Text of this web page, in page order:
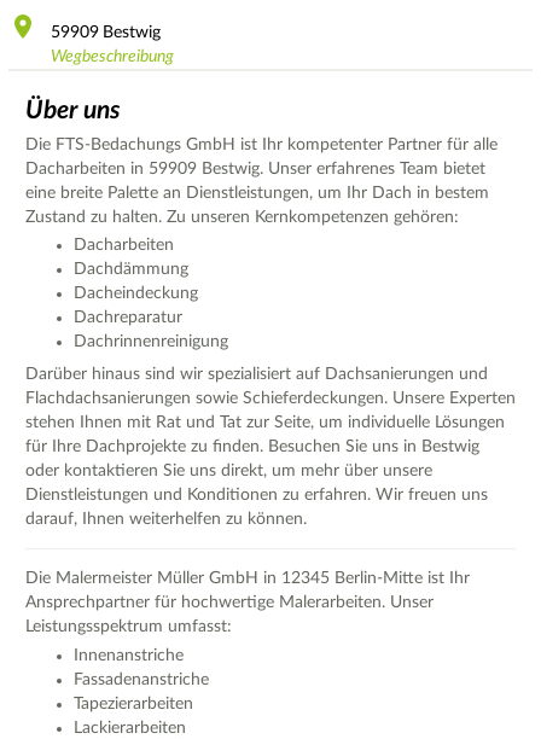
59909 Bestwig
Wegbeschreibung
Über uns
Die FTS-Bedachungs GmbH ist Ihr kompetenter Partner für alle
Dacharbeiten in 59909 Bestwig. Unser erfahrenes Team bietet
eine breite Palette an Dienstleistungen, um Ihr Dach in bestem
Zustand zu halten. Zu unseren Kernkompetenzen gehören:
Dacharbeiten
Dachdämmung
Dacheindeckung
Dachreparatur
Dachrinnenreinigung
Darüber hinaus sind wir spezialisiert auf Dachsanierungen und
Flachdachsanierungen sowie Schieferdeckungen. Unsere Experten
stehen Ihnen mit Rat und Tat zur Seite, um individuelle Lösungen
für Ihre Dachprojekte zu finden. Besuchen Sie uns in Bestwig
oder kontaktieren Sie uns direkt, um mehr über unsere
Dienstleistungen und Konditionen zu erfahren. Wir freuen uns
darauf, Ihnen weiterhelfen zu können.
Die Malermeister Müller GmbH in 12345 Berlin-Mitte ist Ihr
Ansprechpartner für hochwertige Malerarbeiten. Unser
Leistungsspektrum umfasst:
Innenanstriche
Fassadenanstriche
Tapezierarbeiten
Lackierarbeiten